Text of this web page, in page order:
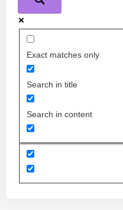
Exact matches only
Search in title
Search in content